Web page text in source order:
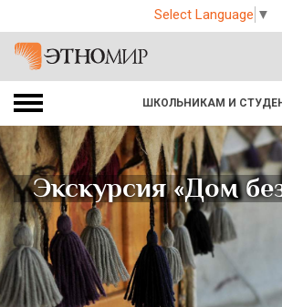
Select Language ▼
ШКОЛЬНИКАМ И
Экскурсия «Дом